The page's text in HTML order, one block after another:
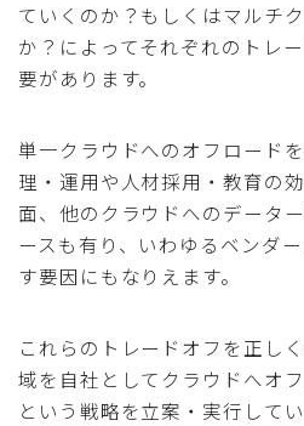
ていくのか？もしくはマルチ
か？によってそれぞれのトレ
要があります。
単一クラウドへのオフロード
理・運用や人材採用・教育の
面、他のクラウドへのデータ
ースも有り、いわゆるベンダ
す要因にもなりえます。
これらのトレードオフを正し
域を自社としてクラウドへオ
という戦略を立案・実行して